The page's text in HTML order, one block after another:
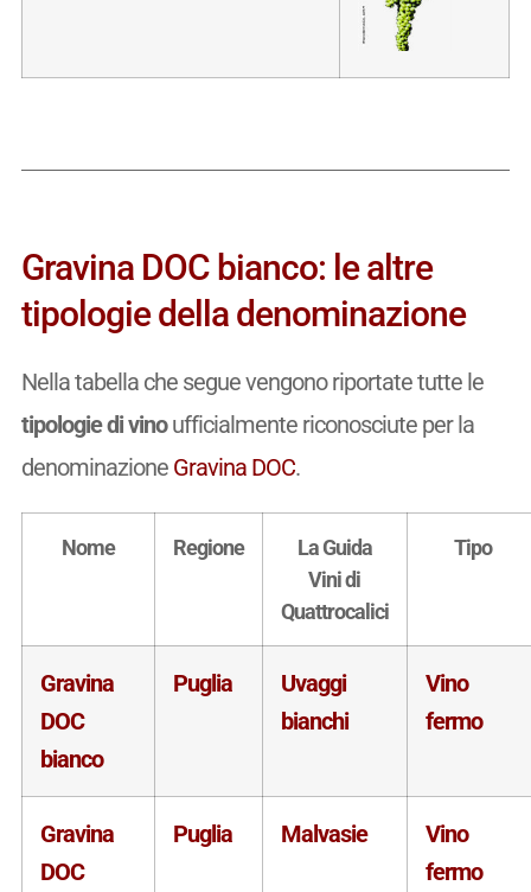
Gravina DOC bianco: le altre
tipologie della denominazione
Nella tabella che segue vengono riportate tutte le
tipologie di vinoufficialmente riconosciute per la
denominazione Gravina DOC.
Nome Regione
La Guida
Vini di
Quattrocalici
Tipo
Gravina
DOC
bianco
Puglia
Uvaggi
bianchi
Vino
fermo
Gravina
DOC
Puglia Malvasie
Vino
fermo